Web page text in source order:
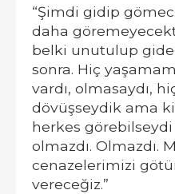
“Şimdi gidip
daha
belki unutulup
sonra. Hiç
vardı, olmasaydı,
dövüşseydik ama
herkes
olmazdı. Olmazdı.
cenazelerimizi
vereceğiz.”